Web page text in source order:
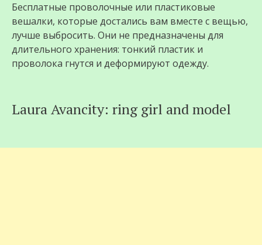
Бесплатные проволочные или пластиковые
вешалки, которые достались вам вместе с вещью,
лучше выбросить. Они не предназначены для
длительного хранения: тонкий пластик и
проволока гнутся и деформируют одежду.
Laura Avancity: ring girl and model